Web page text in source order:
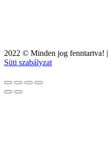
2022 © Minden jog fenntartva! |
Süti szabályzat